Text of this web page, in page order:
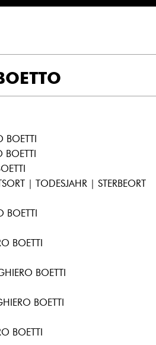
BOETTI
| TODESJAHR | STERBEORT
BOETTI
BOETTI
BOETTI
BOETTI
BOETTI